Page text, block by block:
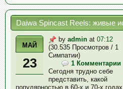
Daiwa Spincast Reels: живые
МАЙ
23
by admin at 07:12
(30.535 Просмотров / 1
Симпатии)
1 Комментарии
Сегодня трудно себе
представить, какой
популярностью в 60-х и 70-х